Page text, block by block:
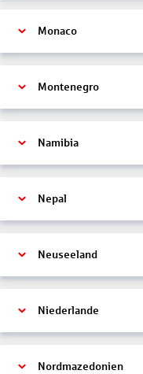
Monaco
Montenegro
Namibia
Nepal
Neuseeland
Niederlande
Nordmazedonien